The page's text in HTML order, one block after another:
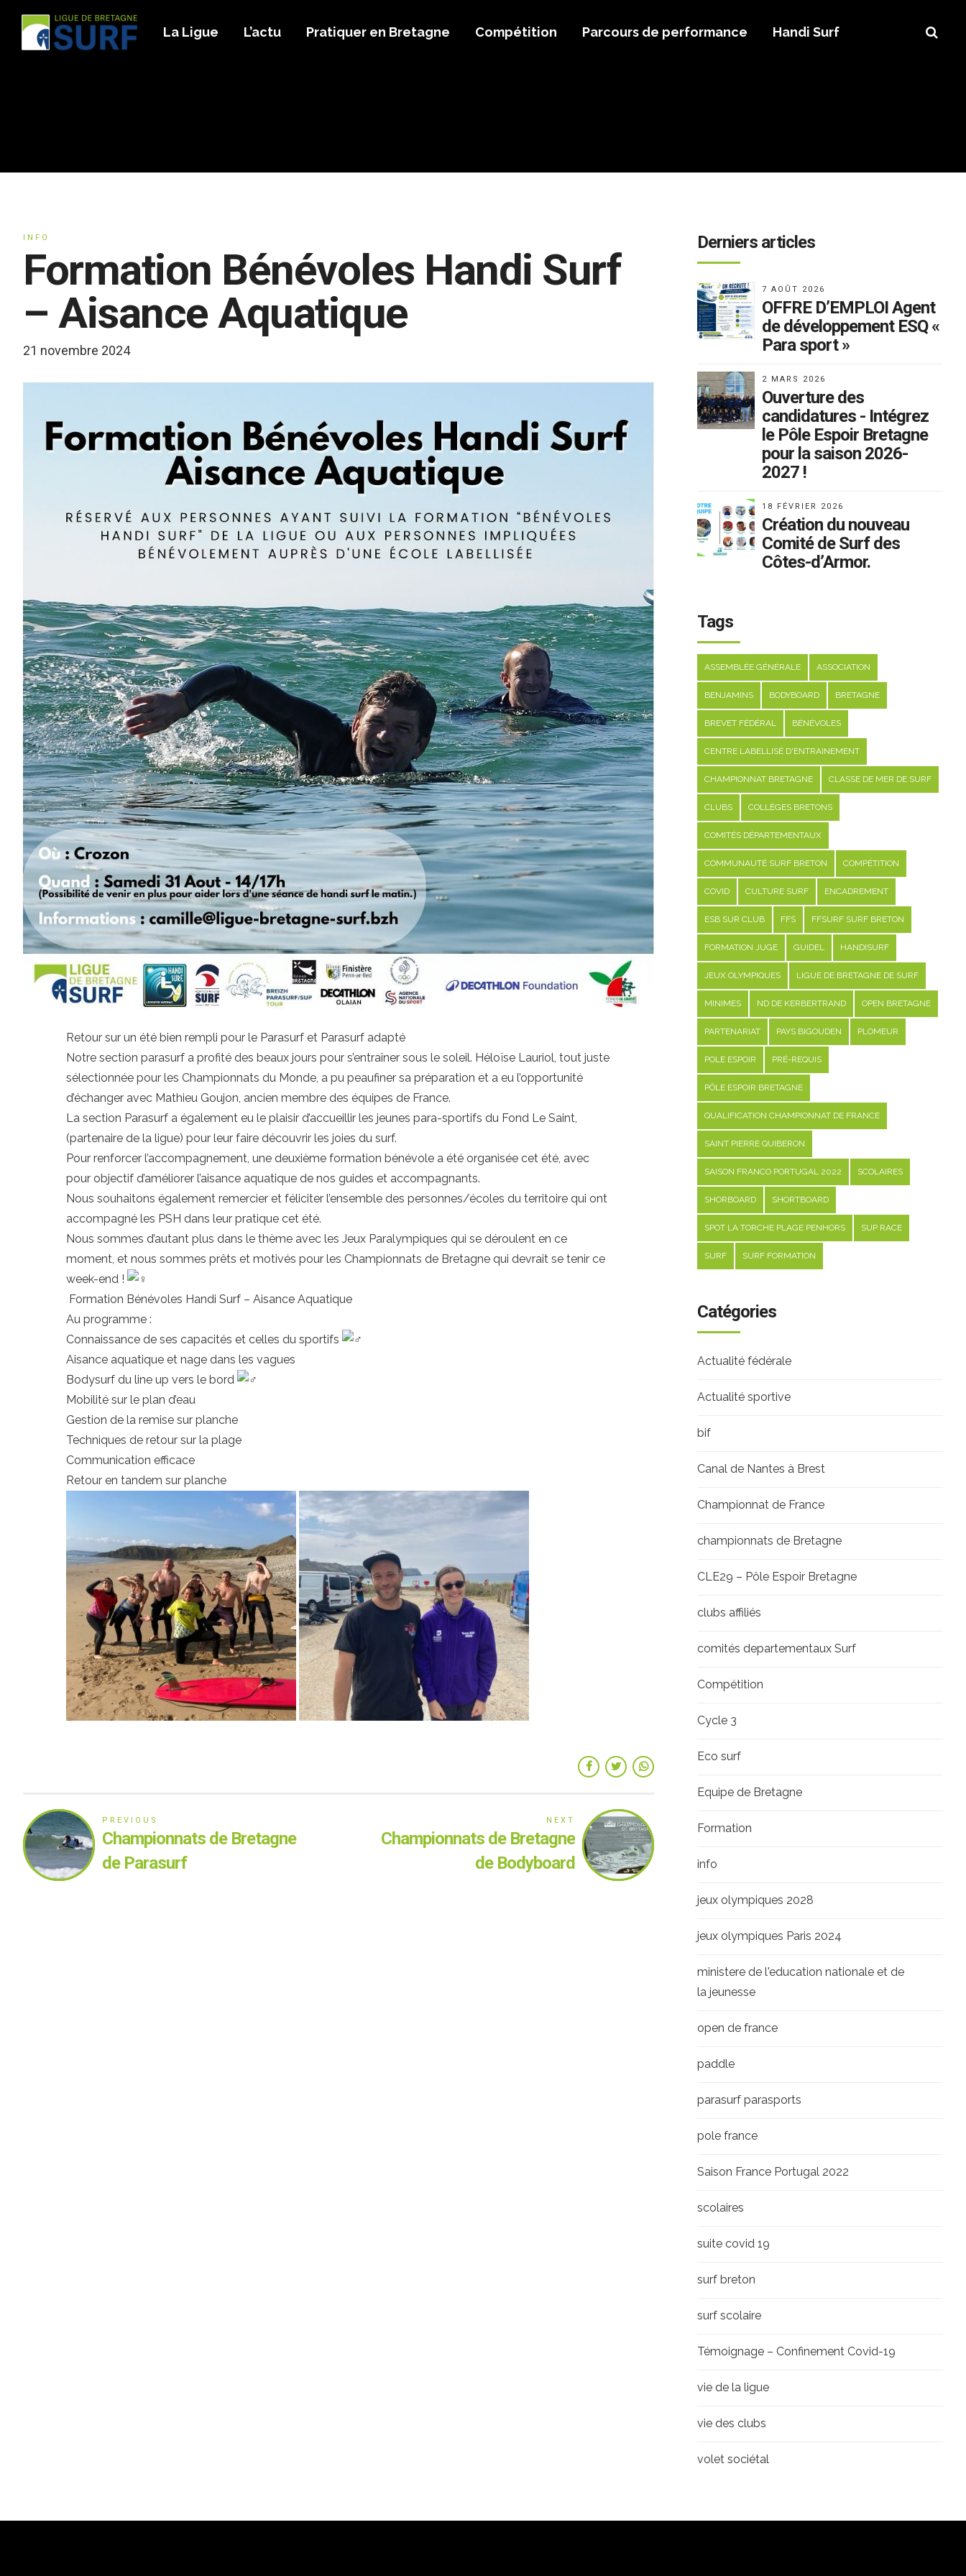
La Ligue L’actu Pratiquer en Bretagne Compétition Parcours de performance Handi Surf
INFO
Formation Bénévoles Handi Surf
– Aisance Aquatique
21 novembre 2024
Retour sur un été bien rempli pour le Parasurf et Parasurf adapté
Notre section parasurf a profité des beaux jours pour s’entraîner sous le soleil. Héloïse Lauriol, tout juste
sélectionnée pour les Championnats du Monde, a pu peaufiner sa préparation et a eu l’opportunité
d’échanger avec Mathieu Goujon, ancien membre des équipes de France.
La section Parasurf a également eu le plaisir d’accueillir les jeunes para-sportifs du Fond Le Saint,
(partenaire de la ligue) pour leur faire découvrir les joies du surf.
Pour renforcer l’accompagnement, une deuxième formation bénévole a été organisée cet été, avec
pour objectif d’améliorer l’aisance aquatique de nos guides et accompagnants.
Nous souhaitons également remercier et féliciter l’ensemble des personnes/écoles du territoire qui ont
accompagné les PSH dans leur pratique cet été.
Nous sommes d’autant plus dans le thème avec les Jeux Paralympiques qui se déroulent en ce
moment, et nous sommes prêts et motivés pour les Championnats de Bretagne qui devrait se tenir ce
week-end !
Formation Bénévoles Handi Surf – Aisance Aquatique
Au programme :
Connaissance de ses capacités et celles du sportifs
Aisance aquatique et nage dans les vagues
Bodysurf du line up vers le bord
Mobilité sur le plan d’eau
Gestion de la remise sur planche
Techniques de retour sur la plage
Communication efficace
Retour en tandem sur planche
PREVIOUS
Championnats de Bretagne
de Parasurf
NEXT
Championnats de Bretagne
de Bodyboard
Derniers articles
7 AOÛT 2026
OFFRE D’EMPLOI Agent
de développement ESQ «
Para sport »
2 MARS 2026
Ouverture des
candidatures - Intégrez
le Pôle Espoir Bretagne
pour la saison 2026-
2027 !
18 FÉVRIER 2026
Création du nouveau
Comité de Surf des
Côtes-d’Armor.
Tags
ASSEMBLÉE GÉNÉRALE ASSOCIATION
BENJAMINS BODYBOARD BRETAGNE
BREVET FÉDÉRAL BÉNÉVOLES
CENTRE LABELLISÉ D'ENTRAINEMENT
CHAMPIONNAT BRETAGNE CLASSE DE MER DE SURF
CLUBS COLLÈGES BRETONS
COMITÉS DÉPARTEMENTAUX
COMMUNAUTÉ SURF BRETON COMPÉTITION
COVID CULTURE SURF ENCADREMENT
ESB SUR CLUB FFS FFSURF SURF BRETON
FORMATION JUGE GUIDEL HANDISURF
JEUX OLYMPIQUES LIGUE DE BRETAGNE DE SURF
MINIMES ND DE KERBERTRAND OPEN BRETAGNE
PARTENARIAT PAYS BIGOUDEN PLOMEUR
POLE ESPOIR PRÉ-REQUIS
PÔLE ESPOIR BRETAGNE
QUALIFICATION CHAMPIONNAT DE FRANCE
SAINT PIERRE QUIBERON
SAISON FRANCO PORTUGAL 2022 SCOLAIRES
SHORBOARD SHORTBOARD
SPOT LA TORCHE PLAGE PENHORS SUP RACE
SURF SURF FORMATION
Catégories
Actualité fédérale
Actualité sportive
bif
Canal de Nantes à Brest
Championnat de France
championnats de Bretagne
CLE29 – Pôle Espoir Bretagne
clubs affiliés
comités departementaux Surf
Compétition
Cycle 3
Eco surf
Equipe de Bretagne
Formation
info
jeux olympiques 2028
jeux olympiques Paris 2024
ministere de l'education nationale et de
la jeunesse
open de france
paddle
parasurf parasports
pole france
Saison France Portugal 2022
scolaires
suite covid 19
surf breton
surf scolaire
Témoignage – Confinement Covid-19
vie de la ligue
vie des clubs
volet sociétal